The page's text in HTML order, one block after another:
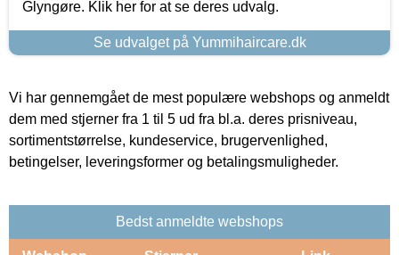
Glyngøre. Klik her for at se deres udvalg.
Se udvalget på Yummihaircare.dk
Vi har gennemgået de mest populære webshops og anmeldt
dem med stjerner fra 1 til 5 ud fra bl.a. deres prisniveau,
sortimentstørrelse, kundeservice, brugervenlighed,
betingelser, leveringsformer og betalingsmuligheder.
Bedst anmeldte webshops